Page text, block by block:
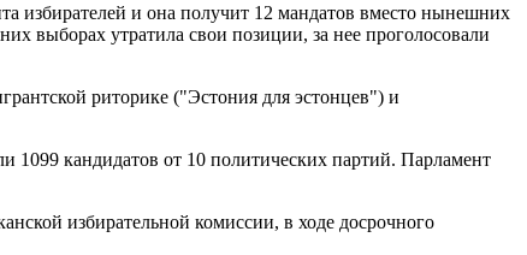
избирателей и она получит 12 мандатов вместо нынешних
выборах утратила свои позиции, за нее проголосовали
риторике ("Эстония для эстонцев") и
1099 кандидатов от 10 политических партий. Парламент
избирательной комиссии, в ходе досрочного